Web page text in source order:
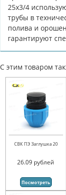
25х3/4
трубы в
полива и
гарантируют
С этим товаром
СВК ПЭ Заглушка 20
26.09 рублей
Посмотреть